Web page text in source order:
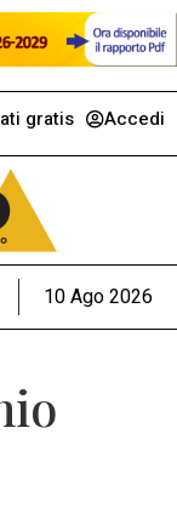
gratis Accedi
10 Ago 2026